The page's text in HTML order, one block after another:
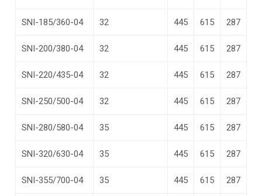
SNI-185/360-04 32 445 615 287
SNI-200/380-04 32 445 615 287
SNI-220/435-04 32 445 615 287
SNI-250/500-04 32 445 615 287
SNI-280/580-04 35 445 615 287
SNI-320/630-04 35 445 615 287
SNI-355/700-04 35 445 615 287